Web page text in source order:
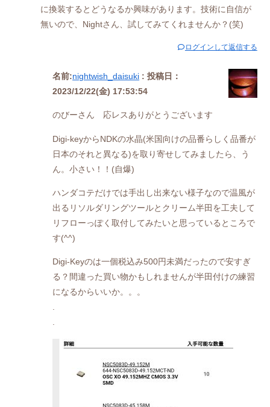
に換装するとどうなるか興味があります。技術に自信が
無いので、Nightさん、試してみてくれませんか？(笑)
ログインして返信する
名前:nightwish_daisuki : 投稿日：
2023/12/22(金) 17:53:54
のびーさん 応レスありがとうございます
Digi-keyからNDKの水晶(米国向けの品番らしく品番が
日本のそれと異なる)を取り寄せしてみましたら、う
ん。小さい！！(自爆)
ハンダコテだけでは手出し出来ない様子なので温風が
出るリソルダリングツールとクリーム半田を工夫して
リフローっぽく取付してみたいと思っているところで
す(^^)
Digi-Keyのは一個税込み500円未満だったので安すぎ
る？間違った買い物かもしれませんが半田付けの練習
になるからいいか。。。
.
.